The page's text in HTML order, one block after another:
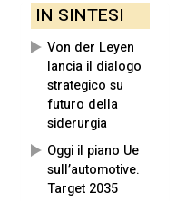
IN SINTESI
Von der Leyen
lancia il dialogo
strategico su
futuro della
siderurgia
Oggi il piano Ue
sull’automotive.
Target 2035